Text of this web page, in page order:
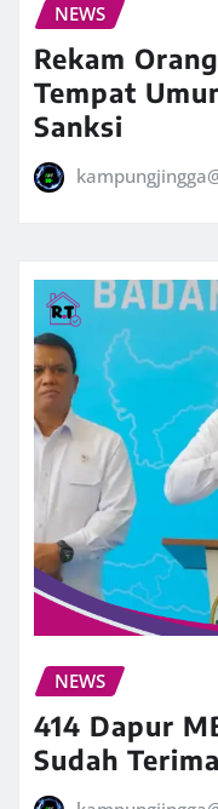
NEWS
Rekam
Tempat
Sanksi
NEWS
414 Dapur
Sudah